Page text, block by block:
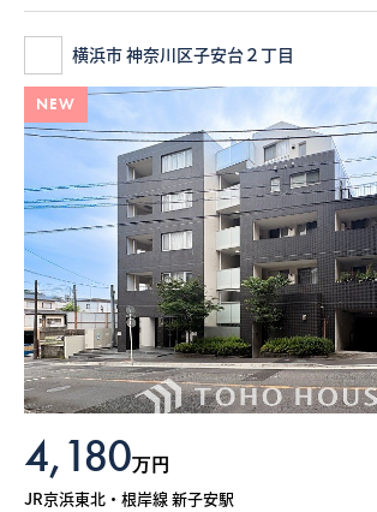
横浜市 神奈川区子安台２丁目
NEW
4,180万円
JR京浜東北・根岸線 新子安駅